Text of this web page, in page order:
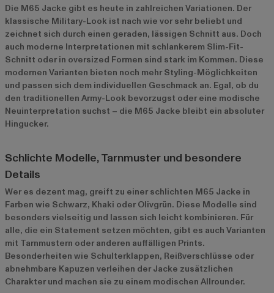
Die M65 Jacke gibt es heute in zahlreichen Variationen. Der
klassische Military-Look ist nach wie vor sehr beliebt und
zeichnet sich durch einen geraden, lässigen Schnitt aus. Doch
auch moderne Interpretationen mit schlankerem Slim-Fit-
Schnitt oder in oversized Formen sind stark im Kommen. Diese
modernen Varianten bieten noch mehr Styling-Möglichkeiten
und passen sich dem individuellen Geschmack an. Egal, ob du
den traditionellen Army-Look bevorzugst oder eine modische
Neuinterpretation suchst – die M65 Jacke bleibt ein absoluter
Hingucker.
Schlichte Modelle, Tarnmuster und besondere
Details
Wer es dezent mag, greift zu einer schlichten M65 Jacke in
Farben wie Schwarz, Khaki oder Olivgrün. Diese Modelle sind
besonders vielseitig und lassen sich leicht kombinieren. Für
alle, die ein Statement setzen möchten, gibt es auch Varianten
mit Tarnmustern oder anderen auffälligen Prints.
Besonderheiten wie Schulterklappen, Reißverschlüsse oder
abnehmbare Kapuzen verleihen der Jacke zusätzlichen
Charakter und machen sie zu einem modischen Allrounder.